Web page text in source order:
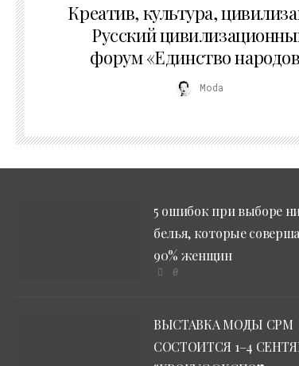
Креатив, культура,
Русский
форум «Единство
Moda
5 ошибок при выборе
белья, которые
90% женщин
0
ВЫСТАВКА МОДЫ CPM
СОСТОИТСЯ 1–4